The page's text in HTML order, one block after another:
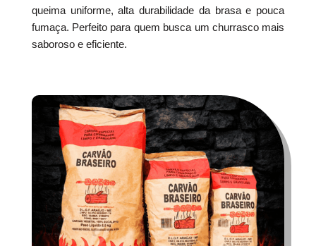
queima uniforme, alta durabilidade da brasa e pouca
fumaça. Perfeito para quem busca um churrasco mais
saboroso e eficiente.